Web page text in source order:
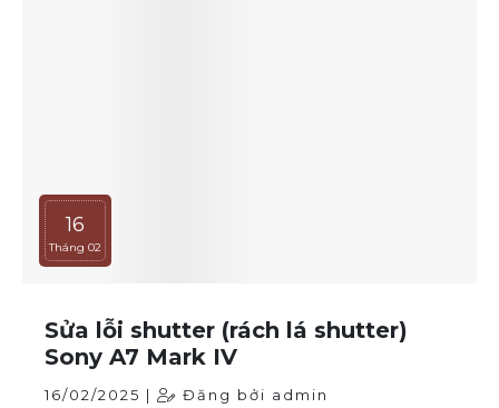
25
Tháng 02
Sửa lens Sony FE 28-70mm f/3.5-
5.6
25/02/2025 | Đăng bởi admin